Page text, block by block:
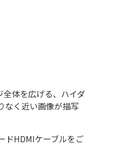
体を広げる、ハイダ
なく近い画像が描写
ドHDMIケーブルをご